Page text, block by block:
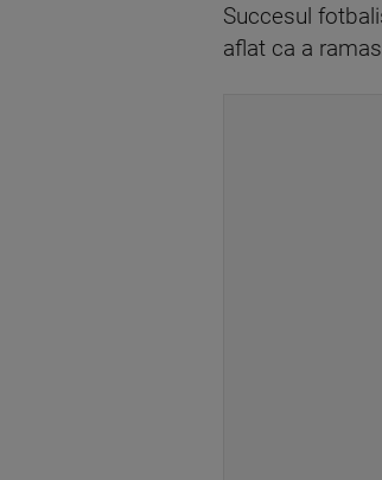
Succesul
aflat ca a